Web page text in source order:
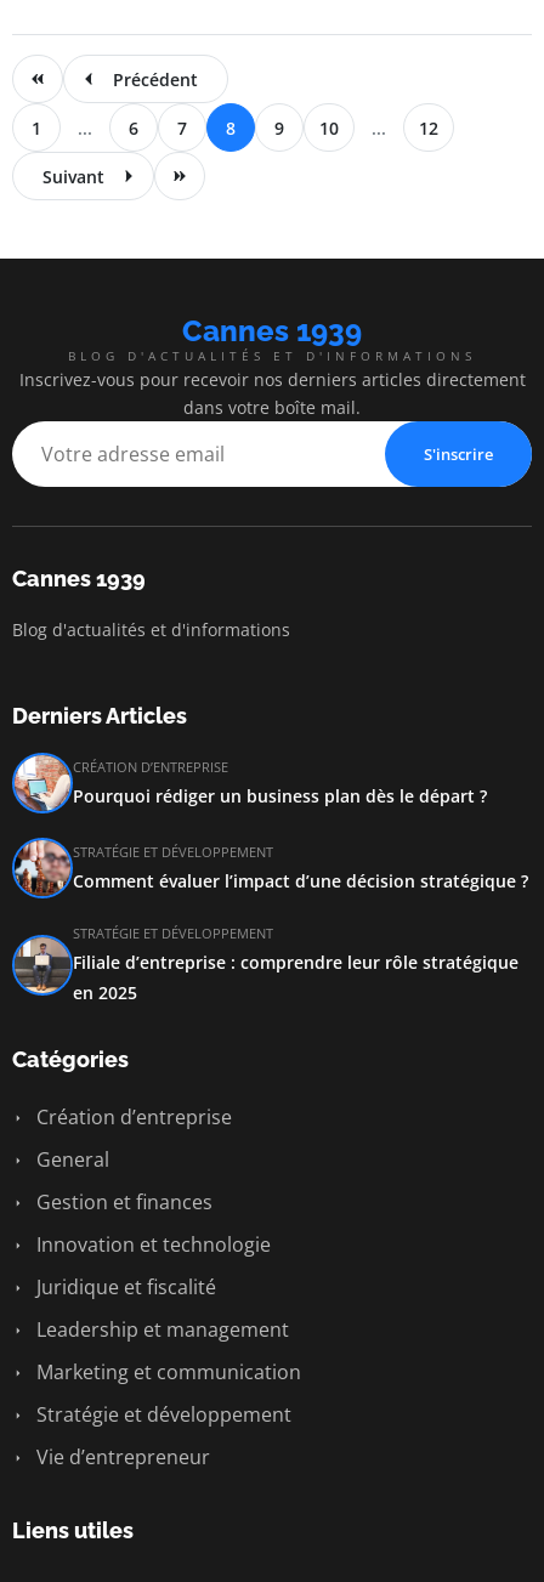
Précédent
1 ... 6 7 8 9 10 ... 12
Suivant
Cannes 1939
BLOG D'ACTUALITÉS ET D'INFORMATIONS
Inscrivez-vous pour recevoir nos derniers articles directement
dans votre boîte mail.
S'inscrire
Cannes 1939
Blog d'actualités et d'informations
Derniers Articles
CRÉATION D’ENTREPRISE
Pourquoi rédiger un business plan dès le départ ?
STRATÉGIE ET DÉVELOPPEMENT
Comment évaluer l’impact d’une décision stratégique ?
STRATÉGIE ET DÉVELOPPEMENT
Filiale d’entreprise : comprendre leur rôle stratégique
en 2025
Catégories
Création d’entreprise
General
Gestion et finances
Innovation et technologie
Juridique et fiscalité
Leadership et management
Marketing et communication
Stratégie et développement
Vie d’entrepreneur
Liens utiles